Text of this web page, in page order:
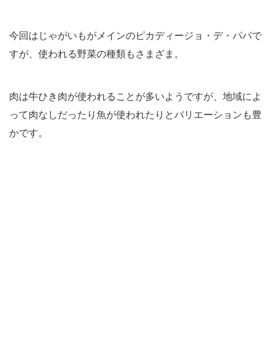
今回はじゃがいもがメインのピカディージョ・デ・パパで
すが、使われる野菜の種類もさまざま。
肉は牛ひき肉が使われることが多いようですが、地域によ
って肉なしだったり魚が使われたりとバリエーションも豊
かです。